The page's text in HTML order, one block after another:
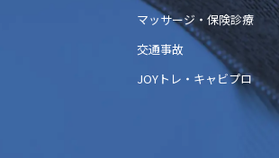
マッサージ・保険診療
交通事故
JOYトレ・キャビプロ